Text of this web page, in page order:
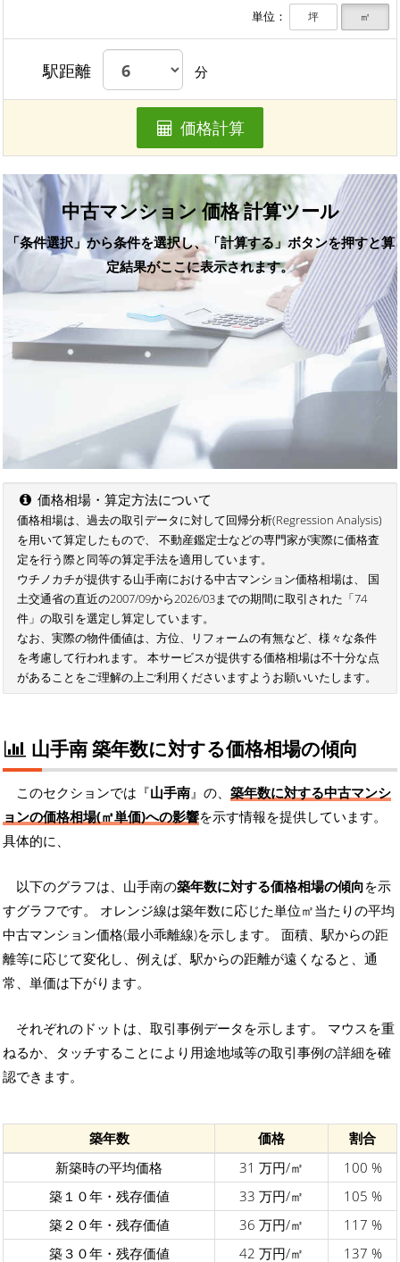
単位： 坪 ㎡
駅距離 分
価格計算
中古マンション 価格 計算ツール
「条件選択」から条件を選択し、「計算する」ボタンを押すと算
定結果がここに表示されます。
価格相場・算定方法について
価格相場は、過去の取引データに対して回帰分析(Regression Analysis)
を用いて算定したもので、 不動産鑑定士などの専門家が実際に価格査
定を行う際と同等の算定手法を適用しています。
ウチノカチが提供する山手南における中古マンション価格相場は、 国
土交通省の直近の2007/09から2026/03までの期間に取引された「74
件」の取引を選定し算定しています。
なお、実際の物件価値は、方位、リフォームの有無など、様々な条件
を考慮して行われます。 本サービスが提供する価格相場は不十分な点
があることをご理解の上ご利用くださいますようお願いいたします。
山手南 築年数に対する価格相場の傾向
このセクションでは『山手南』の、 築年数に対する中古マンシ
ョンの価格相場(㎡単価)への影響を示す情報を提供しています。
具体的に、
以下のグラフは、山手南の築年数に対する価格相場の傾向を示
すグラフです。 オレンジ線は築年数に応じた単位㎡当たりの平均
中古マンション価格(最小乖離線)を示します。 面積、駅からの距
離等に応じて変化し、例えば、駅からの距離が遠くなると、通
常、単価は下がります。
それぞれのドットは、取引事例データを示します。 マウスを重
ねるか、タッチすることにより用途地域等の取引事例の詳細を確
認できます。
築年数 価格
割合
新築時の平均価格
31 万円/㎡
100 %
築１０年・残存価値
33 万円/㎡
105 %
築２０年・残存価値
36 万円/㎡
117 %
築３０年・残存価値
42 万円/㎡ 137 %